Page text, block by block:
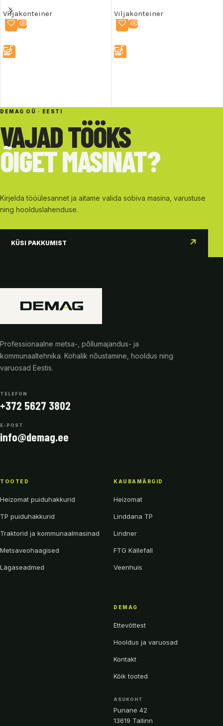
Viljakonteiner Viljakonteiner
DEMAG OÜ · EESTI
VAJAD TÖÖKS
ÕIGET MASINAT?
Kirjelda tööülesannet ja aitame valida sobiva masina, varustuse
ning hoolduslahenduse.
KÜSI PAKKUMIST ↗
Professionaalne metsa-, põllumajandus- ja
kommunaaltehnika. Kohalik nõustamine, hooldus ning
varuosad Eestis.
TELEFON
+372 5627 3802
E-POST
info@demag.ee
TOOTED
Heizomat puiduhakkurid
TP puiduhakkurid
Traktorid ja kommunaalmasinad
Metsaveohaagised
Lägaseadmed
KAUBAMÄRGID
Heizomat
Linddana TP
Lindner
FTG Källefall
Veenhuis
DEMAG
Ettevõttest
Hooldus ja varuosad
Kontakt
Kõik tooted
ASUKOHT
Punane 42
13619 Tallinn